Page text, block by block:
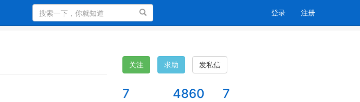
搜索 登录 注册
关注 求助 发私信
7 4860 7